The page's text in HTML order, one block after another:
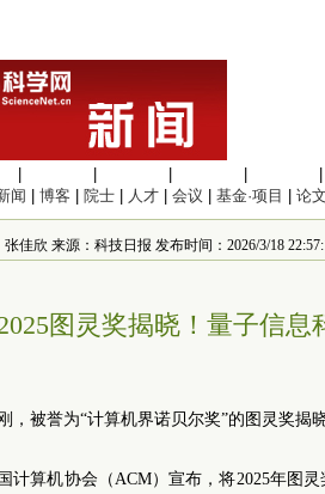
闻 博客 院士 人才 会议 基金·项目 论文
张佳欣 来源：科技日报 发布时间：2026/3/18
图灵奖揭晓！量子信
，被誉为“计算机界诺贝尔奖”的图灵奖揭晓
计算机协会（ACM）宣布，将2025年图